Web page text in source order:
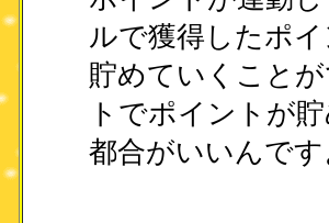
ルで獲得したポ
貯めていくこと
トでポイントが
都合がいいんで